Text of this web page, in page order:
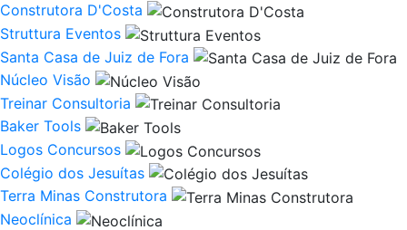
Construtora D'Costa
Struttura Eventos
Santa Casa de Juiz de Fora
Núcleo Visão
Treinar Consultoria
Baker Tools
Logos Concursos
Colégio dos Jesuítas
Terra Minas Construtora
Neoclínica